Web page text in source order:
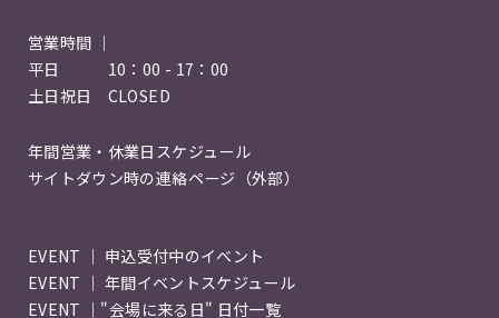
営業時間 ｜
平日 10：00 - 17：00
土日祝日 CLOSED
年間営業・休業日スケジュール
サイトダウン時の連絡ページ（外部）
EVENT ｜ 申込受付中のイベント
EVENT ｜ 年間イベントスケジュール
EVENT ｜"会場に来る日" 日付一覧